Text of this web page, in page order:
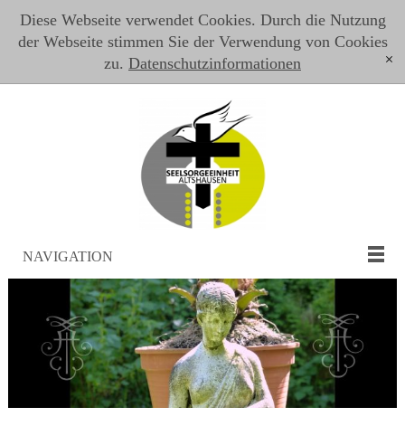
Diese Webseite verwendet Cookies. Durch die Nutzung
der Webseite stimmen Sie der Verwendung von Cookies
zu. Datenschutzinformationen [x]
NAVIGATION